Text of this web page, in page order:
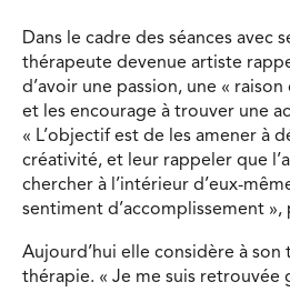
Dans le cadre des séances avec
thérapeute devenue artiste
d’avoir une passion, une «
et les encourage à trouver une
« L’objectif est de les amener à
créativité, et leur rappeler que
chercher à l’intérieur d’eux-
sentiment d’accomplissement »,
Aujourd’hui elle considère à son
thérapie. « Je me suis retrouvée